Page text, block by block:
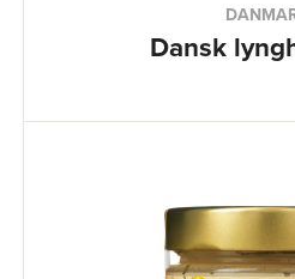
Dansk